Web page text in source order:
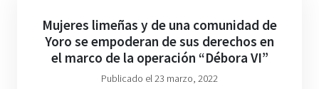
Mujeres limeñas y de una comunidad de
Yoro se empoderan de sus derechos en
el marco de la operación “Débora VI”
Publicado el 23 marzo, 2022